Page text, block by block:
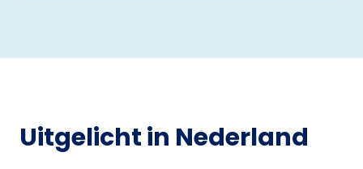
Uitgelicht in Nederland